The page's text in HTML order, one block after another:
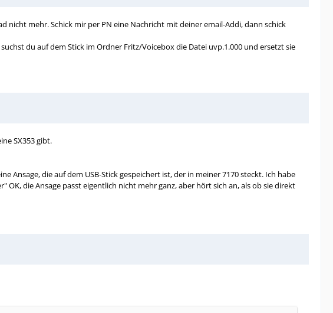
nicht mehr. Schick mir per PN eine Nachricht mit deiner email-Addi, dann schick
du auf dem Stick im Ordner Fritz/Voicebox die Datei uvp.1.000 und ersetzt sie
SX353 gibt.
die auf dem USB-Stick gespeichert ist, der in meiner 7170 steckt. Ich habe
die Ansage passt eigentlich nicht mehr ganz, aber hört sich an, als ob sie direkt